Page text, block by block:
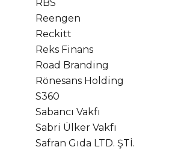
RBS
Reengen
Reckitt
Reks Finans
Road Branding
Rönesans Holding
S360
Sabancı Vakfı
Sabri Ülker Vakfı
Safran Gıda LTD. ŞTİ.